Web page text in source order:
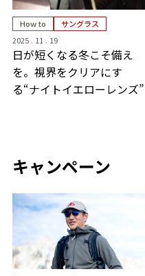
How to
サングラス
2025 . 11 . 19
日が短くなる冬こそ備え
を。視界をクリアにす
る“ナイトイエローレンズ”
キャンペーン